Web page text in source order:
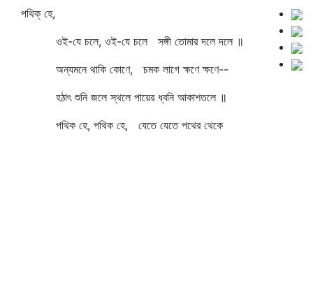
পথিক্‌ হে,
ওই-যে চলে, ওই-যে চলে সঙ্গী তোমার দলে দলে ॥
অন্যমনে থাকি কোণে, চমক লাগে ক্ষণে ক্ষণে--
হঠাৎ শুনি জলে স্থলে পায়ের ধ্বনি আকাশতলে ॥
পথিক হে, পথিক হে, যেতে যেতে পথের থেকে